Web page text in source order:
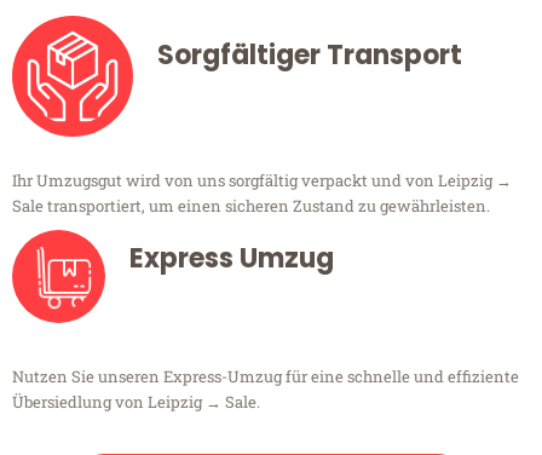
Sorgfältiger Transport
Ihr Umzugsgut wird von uns sorgfältig verpackt und von Leipzig →
Sale transportiert, um einen sicheren Zustand zu gewährleisten.
Express Umzug
Nutzen Sie unseren Express-Umzug für eine schnelle und effiziente
Übersiedlung von Leipzig → Sale.